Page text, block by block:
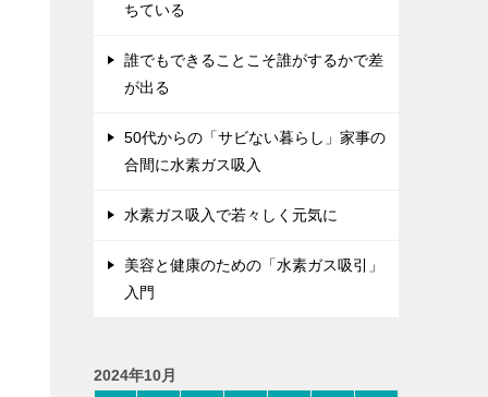
ちている
誰でもできることこそ誰がするかで差
が出る
50代からの「サビない暮らし」家事の
合間に水素ガス吸入
水素ガス吸入で若々しく元気に
美容と健康のための「水素ガス吸引」
入門
2024年10月